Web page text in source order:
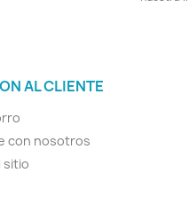
AL CLIENTE
con nosotros
sitio